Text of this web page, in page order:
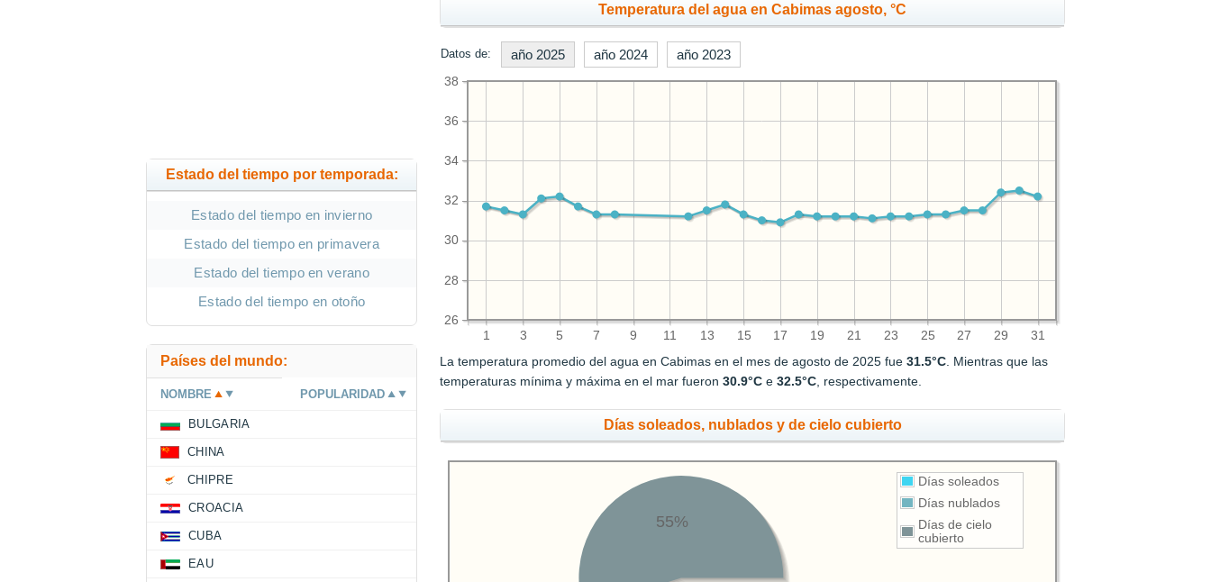
Temperatura del agua en Cabimas agosto, °C
Datos de: año 2025 año 2024 año 2023
1 3 5 7 9 11 13 15 17 19 21 23 25 27 29 31
26
28
30
32
34
36
38
La temperatura promedio del agua en Cabimas en el mes de agosto de 2025 fue31.5°C. Mientras que las
temperaturas mínima y máxima en el mar fueron30.9°C e32.5°C, respectivamente.
Días soleados, nublados y de cielo cubierto
Días soleados
Días nublados
Días de cielo
cubierto
55%
Estado del tiempo por temporada:
Estado del tiempo en invierno
Estado del tiempo en primavera
Estado del tiempo en verano
Estado del tiempo en otoño
Países del mundo:
NOMBRE POPULARIDAD
BULGARIA
CHINA
CHIPRE
CROACIA
CUBA
EAU